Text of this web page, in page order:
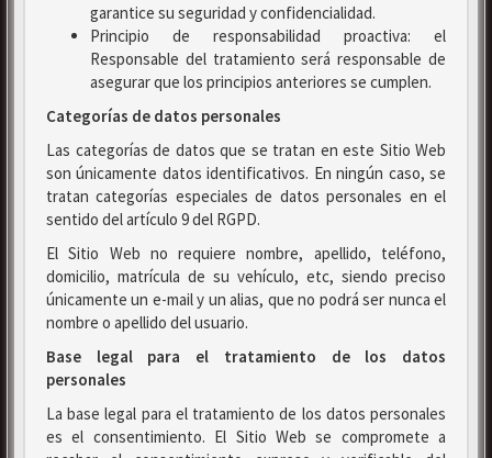
garantice su seguridad y confidencialidad.
Principio de responsabilidad proactiva: el
Responsable del tratamiento será responsable de
asegurar que los principios anteriores se cumplen.
Categorías de datos personales
Las categorías de datos que se tratan en este Sitio Web
son únicamente datos identificativos. En ningún caso, se
tratan categorías especiales de datos personales en el
sentido del artículo 9 del RGPD.
El Sitio Web no requiere nombre, apellido, teléfono,
domicilio, matrícula de su vehículo, etc, siendo preciso
únicamente un e-mail y un alias, que no podrá ser nunca el
nombre o apellido del usuario.
Base legal para el tratamiento de los datos
personales
La base legal para el tratamiento de los datos personales
es el consentimiento. El Sitio Web se compromete a